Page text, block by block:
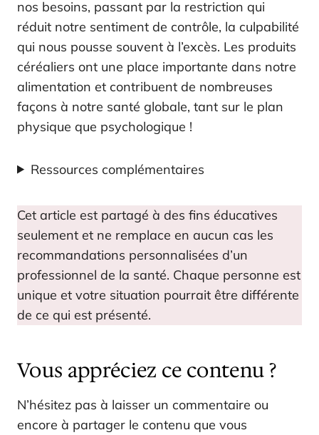
nos besoins, passant par la restriction qui
réduit notre sentiment de contrôle, la culpabilité
qui nous pousse souvent à l’excès. Les produits
céréaliers ont une place importante dans notre
alimentation et contribuent de nombreuses
façons à notre santé globale, tant sur le plan
physique que psychologique !
Ressources complémentaires
Cet article est partagé à des fins éducatives
seulement et ne remplace en aucun cas les
recommandations personnalisées d’un
professionnel de la santé. Chaque personne est
unique et votre situation pourrait être différente
de ce qui est présenté.
Vous appréciez ce contenu ?
N’hésitez pas à laisser un commentaire ou
encore à partager le contenu que vous